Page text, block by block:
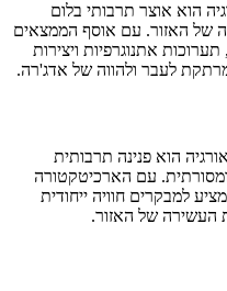
הוא אוצר תרבותי בלום
של האזור. עם אוסף הממצאים
אתנוגרפיות ויצירות
לעבר ולהווה של אדג'רה.
הוא פנינה תרבותית
ומסורתית. עם הארכיטקטורה
למבקרים חוויה ייחודית
העשירה של האזור.